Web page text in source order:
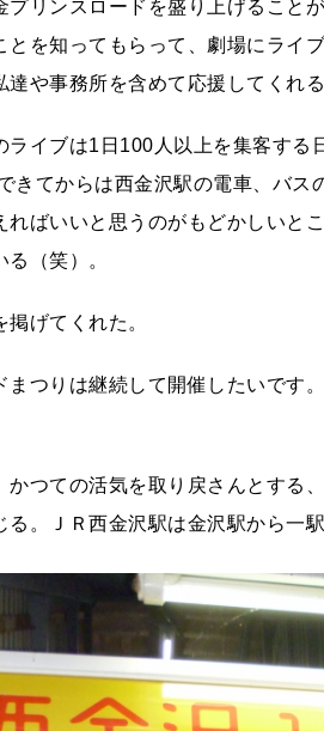
プリンスロードを盛り上げるこ
とを知ってもらって、劇場にライ
達や事務所を含めて応援してくれ
ライブは1日100人以上を集客す
きてからは西金沢駅の電車、バ
ればいいと思うのがもどかしいと
（笑）。
げてくれた。
まつりは継続して開催したいです
かつての活気を取り戻さんとする
る。ＪＲ西金沢駅は金沢駅から一